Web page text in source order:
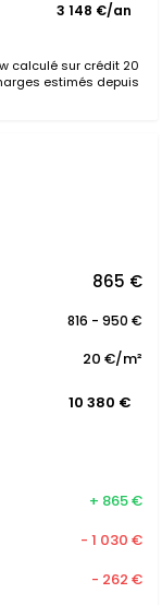
3 148 €/an
calculé sur crédit 20
estimés depuis
865 €
816 - 950 €
20 €/m²
10 380 €
+ 865 €
- 1 030 €
- 262 €